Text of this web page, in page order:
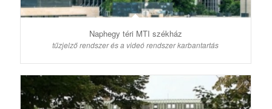
Naphegy téri MTI székház
tűzjelző rendszer és a videó rendszer karbantartás